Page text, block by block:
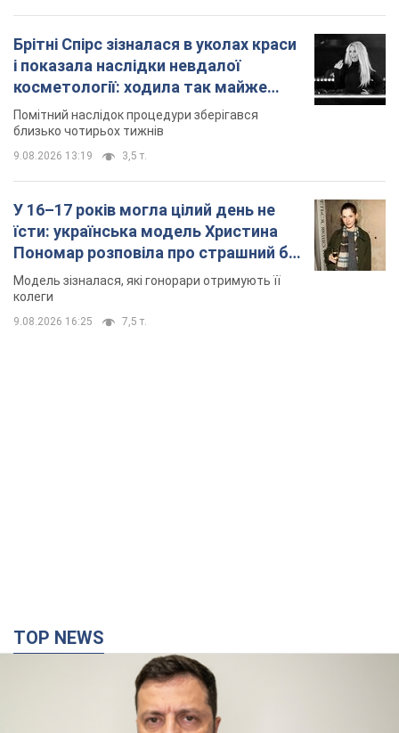
Брітні Спірс зізналася в уколах краси
і показала наслідки невдалої
косметології: ходила так майже
місяць
Помітний наслідок процедури зберігався
близько чотирьох тижнів
9.08.2026 13:19 3,5 т.
У 16–17 років могла цілий день не
їсти: українська модель Христина
Пономар розповіла про страшний бік
модельної кар’єри
Модель зізналася, які гонорари отримують її
колеги
9.08.2026 16:25 7,5 т.
TOP NEWS